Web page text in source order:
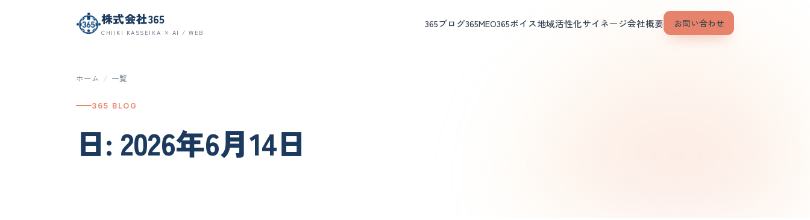
株式会社365
CHIIKI KASSEIKA × AI / WEB
365ブログ365MEO365ボイス地域活性化サイネージ会社概要 お問い合わせ
ホーム / 一覧
365 BLOG
日: 2026年6月14日